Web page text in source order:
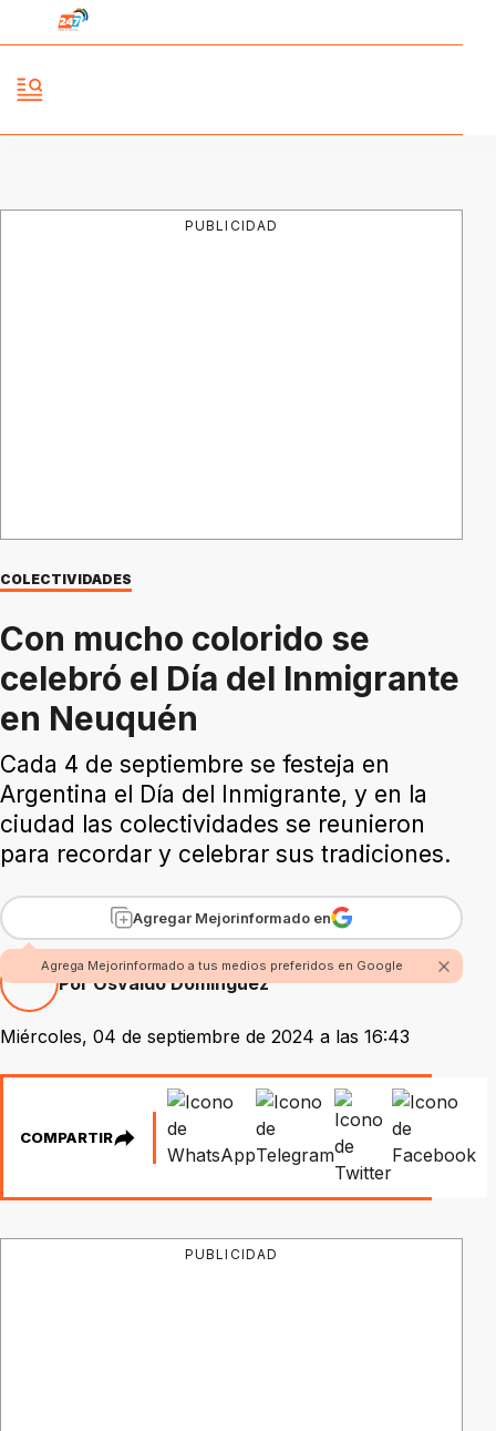
PUBLICIDAD
COLECTIVIDADES
Con mucho colorido se
celebró el Día del Inmigrante
en Neuquén
Cada 4 de septiembre se festeja en
Argentina el Día del Inmigrante, y en la
ciudad las colectividades se reunieron
para recordar y celebrar sus tradiciones.
Agregar Mejorinformado en
Agrega Mejorinformado a tus medios preferidos en Google
Por Osvaldo Domínguez
Miércoles, 04 de septiembre de 2024 a las 16:43
COMPARTIR
PUBLICIDAD